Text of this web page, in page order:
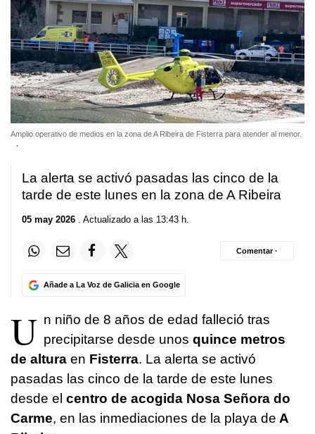
Amplio operativo de medios en la zona de A Ribeira de Fisterra para atender al menor.
.
La alerta se activó pasadas las cinco de la
tarde de este lunes en la zona de A Ribeira
05 may 2026 . Actualizado a las 13:43 h.
Añade a La Voz de Galicia en Google
Comentar ·
U n niño de 8 años de edad falleció tras
precipitarse desde unos quince metros
de altura en Fisterra. La alerta se activó
pasadas las cinco de la tarde de este lunes
desde el centro de acogida Nosa Señora do
Carme, en las inmediaciones de la playa de A